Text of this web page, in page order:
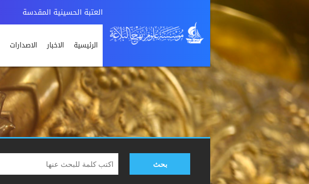
العتبة الحسينية المقدسة
الرئيسية الاخبار الاصدارات
بحث